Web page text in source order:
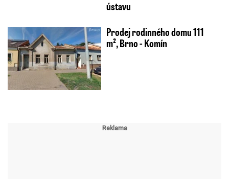
ústavu
Prodej rodinného domu 111
m², Brno - Komín